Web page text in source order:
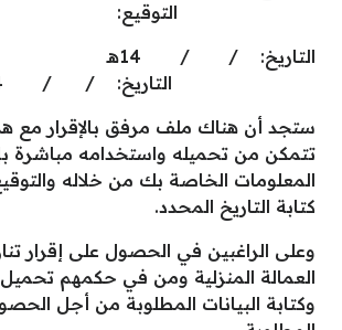
التوقيع:
التاريخ: / / 14هـ
ستجد أن هناك ملف مرفق بالإقرار مع
تتمكن من تحميله واستخدامه مباشرة
المعلومات الخاصة بك من خلاله
كتابة التاريخ المحدد.
وعلى الراغبين في الحصول على إقرار
العمالة المنزلية ومن في حكمهم تحميل
وكتابة البيانات المطلوبة من أجل